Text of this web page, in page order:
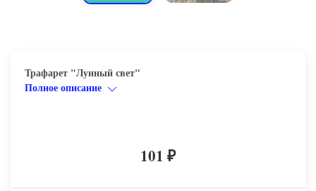
Трафарет "Лунный свет"
Полное описание
101 ₽